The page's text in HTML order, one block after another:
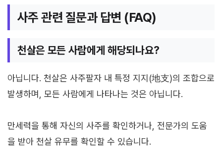
사주 관련 질문과 답변 (FAQ)
천살은 모든 사람에게 해당되나요?
아닙니다. 천살은 사주팔자 내 특정 지지(地支)의 조합으로
발생하며, 모든 사람에게 나타나는 것은 아닙니다.
만세력을 통해 자신의 사주를 확인하거나, 전문가의 도움
을 받아 천살 유무를 확인할 수 있습니다.